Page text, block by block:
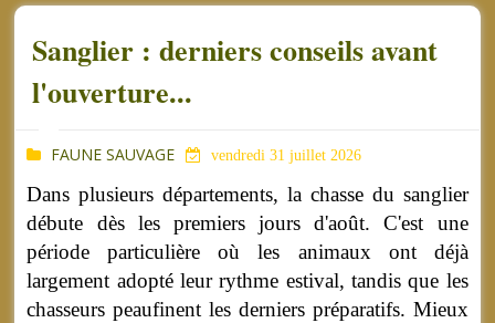
Sanglier : derniers conseils avant
l'ouverture...
FAUNE SAUVAGE vendredi 31 juillet 2026
Dans plusieurs départements, la chasse du sanglier
débute dès les premiers jours d'août. C'est une
période particulière où les animaux ont déjà
largement adopté leur rythme estival, tandis que les
chasseurs peaufinent les derniers préparatifs. Mieux